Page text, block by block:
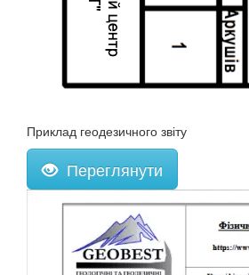
Приклад геодезичного звіту
Переглянути